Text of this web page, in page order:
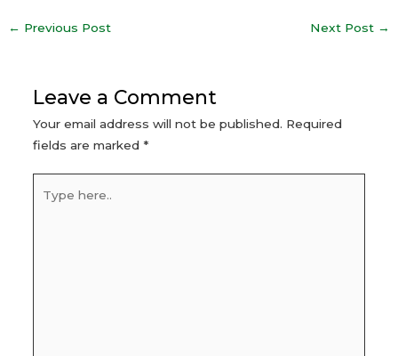
Post
← Previous Post Next Post →
Leave a Comment
Your email address will not be published. Required
fields are marked *
here..